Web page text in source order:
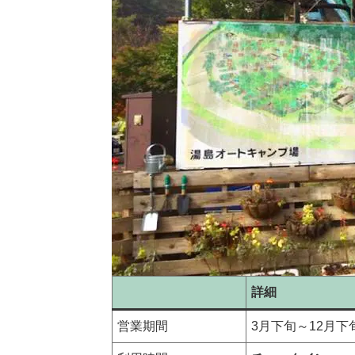
詳細
営業期間 3月下旬～12月下